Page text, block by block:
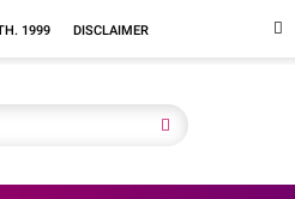
1999 DISCLAIMER